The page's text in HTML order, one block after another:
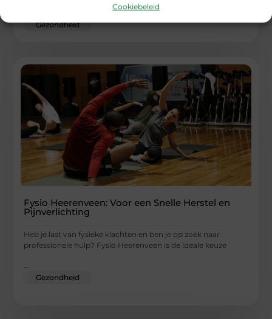
Cookiebeleid
Gezondheid
Fysio Heerenveen: Voor een Snelle Herstel en
Pijnverlichting
Heb je last van fysieke klachten en ben je op zoek naar
professionele hulp? Fysio Heerenveen is de ideale keuze
Gezondheid